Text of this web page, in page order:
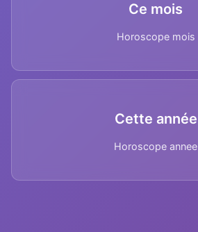
Ce mois
Horoscope mois
Cette année
Horoscope annee